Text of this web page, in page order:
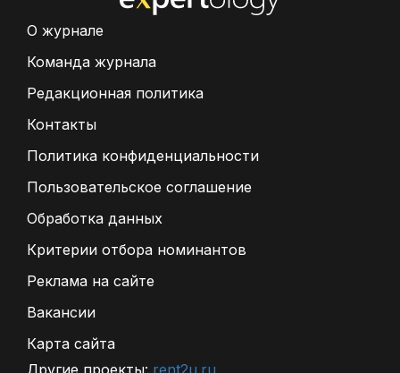
О журнале
Команда журнала
Редакционная политика
Контакты
Политика конфиденциальности
Пользовательское соглашение
Обработка данных
Критерии отбора номинантов
Реклама на сайте
Вакансии
Карта сайта
Другие проекты: rent2u.ru